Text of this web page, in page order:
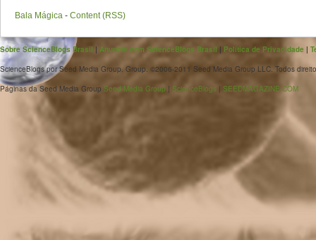
Bala Mágica - Content (RSS)
Sobre ScienceBlogs Brasil | Anuncie com ScienceBlogs Brasil | Política de Privacidade |
ScienceBlogs por Seed Media Group. Group. ©2006-2011 Seed Media Group LLC. Todos
Páginas da Seed Media Group Seed Media Group | ScienceBlogs | SEEDMAGAZINE.COM